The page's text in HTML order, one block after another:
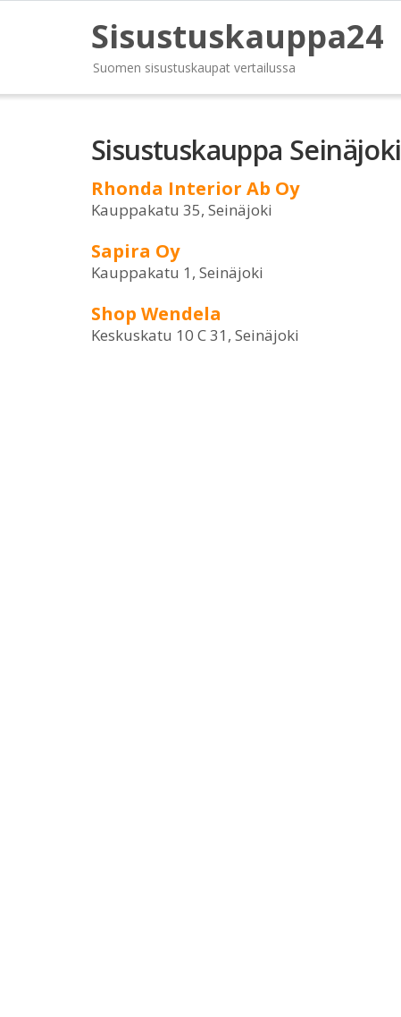
Sisustuskauppa24
Suomen sisustuskaupat vertailussa
Sisustuskauppa Seinäjoki
Rhonda Interior Ab Oy
Kauppakatu 35, Seinäjoki
Sapira Oy
Kauppakatu 1, Seinäjoki
Shop Wendela
Keskuskatu 10 C 31, Seinäjoki